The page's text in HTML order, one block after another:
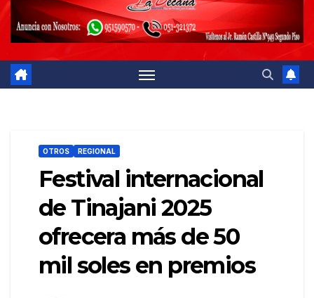
OTROS REGIONAL
Festival internacional
de Tinajani 2025
ofrecera más de 50
mil soles en premios